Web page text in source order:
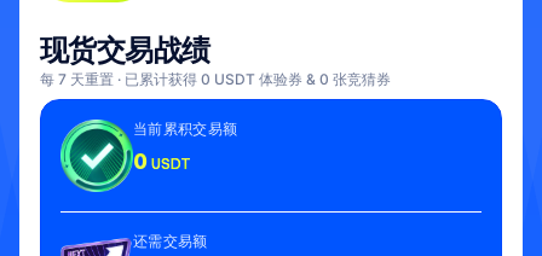
现货交易战绩
每 7 天重置 · 已累计获得 0 USDT 体验券 & 0 张竞猜券
当前累积交易额
0 USDT
还需交易额